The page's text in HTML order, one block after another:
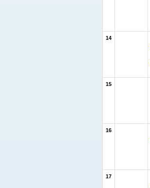
14
15
16
17